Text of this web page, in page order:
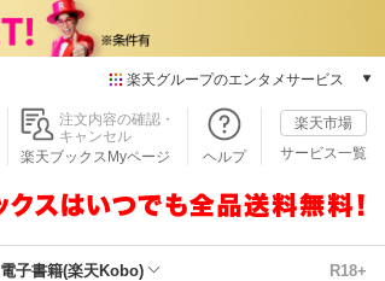
楽天グループのエンタメサービス
本/ゲーム/CD/DVD
楽天ブックス
楽天Kobo
注文内容の確認・
キャンセル
楽天ブックスMyページ
ヘルプ
楽天市場
サービス一覧
電子書籍(楽天Kobo) R18+